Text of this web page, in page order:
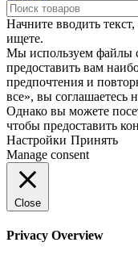
Начните вводить
ищете.
Мы используем файлы
предоставить вам
предпочтения и
все», вы
Однако вы можете
чтобы предоставить
Настройки Принять
Manage consent
Close
Privacy Overview